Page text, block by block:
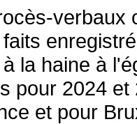
la haine à
pour 2024
et pour